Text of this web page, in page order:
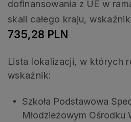
dofinansowania z UE w
skali całego kraju, wskaźnik
735,28 PLN
Lista lokalizacji, w których
wskaźnik:
Szkoła Podstawowa
Młodzieżowym Ośrodku